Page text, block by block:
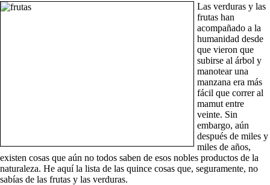
Las verduras y las
frutas han
acompañado a la
humanidad desde
que vieron que
subirse al árbol y
manotear una
manzana era más
fácil que correr al
mamut entre
veinte. Sin
embargo, aún
después de miles y
miles de años,
existen cosas que aún no todos saben de esos nobles productos de la
naturaleza. He aquí la lista de las quince cosas que, seguramente, no
sabías de las frutas y las verduras.